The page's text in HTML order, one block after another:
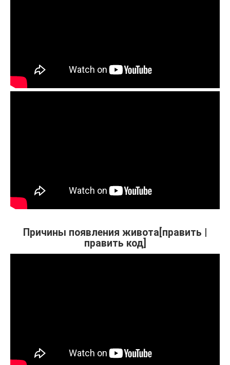
Причины появления живота[править |
править код]